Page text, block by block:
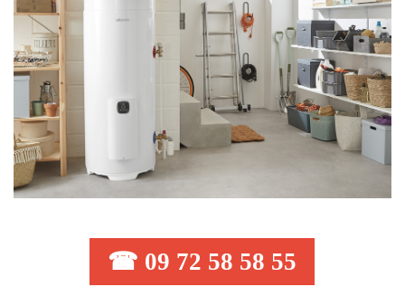
☎ 09 72 58 58 55